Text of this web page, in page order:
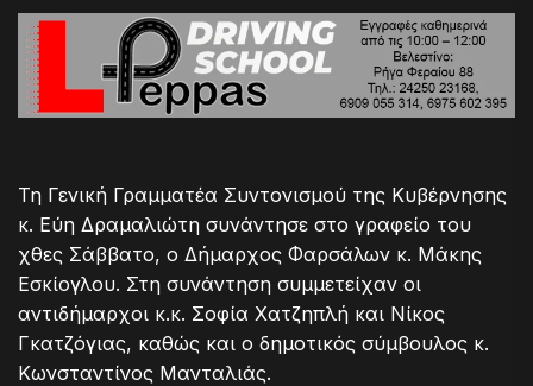
Τη Γενική Γραμματέα Συντονισμού της Κυβέρνησης
κ. Εύη Δραμαλιώτη συνάντησε στο γραφείο του
χθες Σάββατο, ο Δήμαρχος Φαρσάλων κ. Μάκης
Εσκίογλου. Στη συνάντηση συμμετείχαν οι
αντιδήμαρχοι κ.κ. Σοφία Χατζηπλή και Νίκος
Γκατζόγιας, καθώς και ο δημοτικός σύμβουλος κ.
Κωνσταντίνος Μανταλιάς.